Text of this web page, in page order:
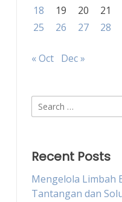
18
19 20 21
25
26 27 28
« Oct Dec »
Search
for:
Recent Posts
Mengelola Limbah
Tantangan dan